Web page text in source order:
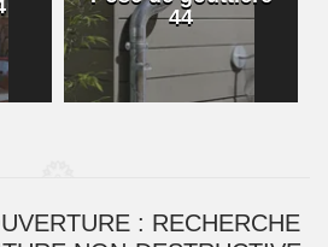
44
: RECHERCHE